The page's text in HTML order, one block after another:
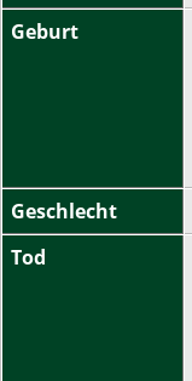
Geburt
Geschlecht
Tod